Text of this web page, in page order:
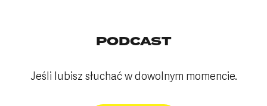
PODCAST
Jeśli lubisz słuchać w dowolnym momencie.